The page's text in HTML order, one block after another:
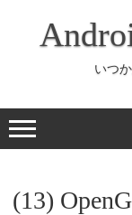
ッ
プ
いつ
(13)